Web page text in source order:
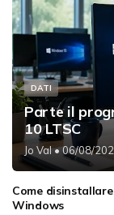
DATI
Parte il
10 LTSC
Jo Val• 06/08/
Come
Windows